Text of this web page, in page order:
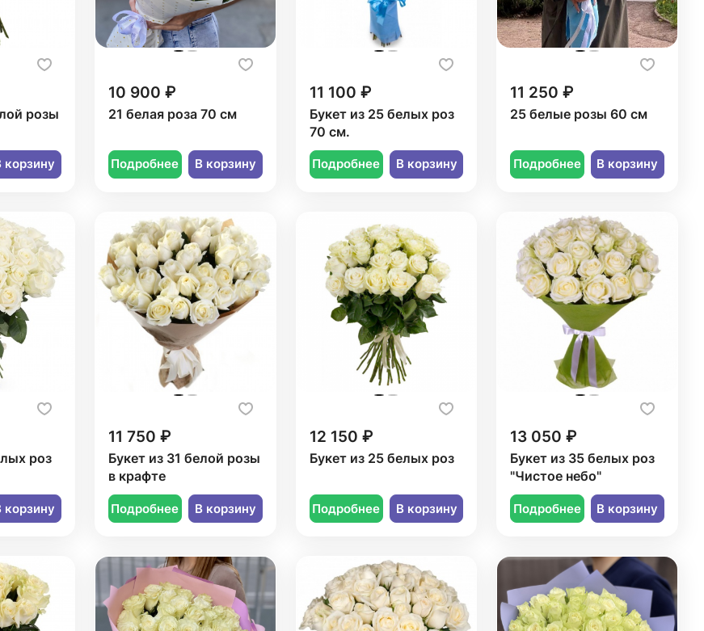
розы
корзину
10 900 ₽
21 белая роза 70 см
Подробнее В корзину
11 100 ₽
Букет из 25 белых роз
70 см.
Подробнее В корзину
11 250 ₽
25 белые розы 60 см
Подробнее В корзину
роз
корзину
11 750 ₽
Букет из 31 белой розы
в крафте
Подробнее В корзину
12 150 ₽
Букет из 25 белых роз
Подробнее В корзину
13 050 ₽
Букет из 35 белых роз
"Чистое небо"
Подробнее В корзину